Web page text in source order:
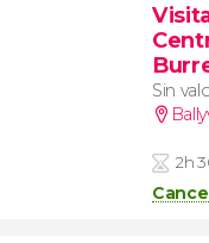
Sin
2h